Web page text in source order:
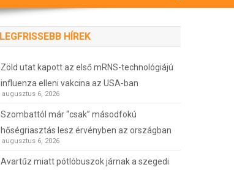
LEGFRISSEBB HÍREK
Zöld utat kapott az első mRNS-technológiájú
influenza elleni vakcina az USA-ban
augusztus 6, 2026
Szombattól már “csak” másodfokú
hőségriasztás lesz érvényben az országban
augusztus 6, 2026
Avartűz miatt pótlóbuszok járnak a szegedi